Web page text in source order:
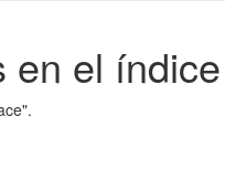
en el índice